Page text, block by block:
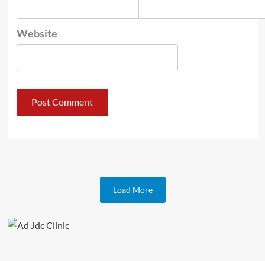
Website
Load More